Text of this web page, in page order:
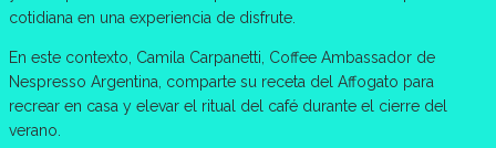
cotidiana en una experiencia de disfrute.
En este contexto, Camila Carpanetti, Coffee Ambassador de
Nespresso Argentina, comparte su receta del Affogato para
recrear en casa y elevar el ritual del café durante el cierre del
verano.